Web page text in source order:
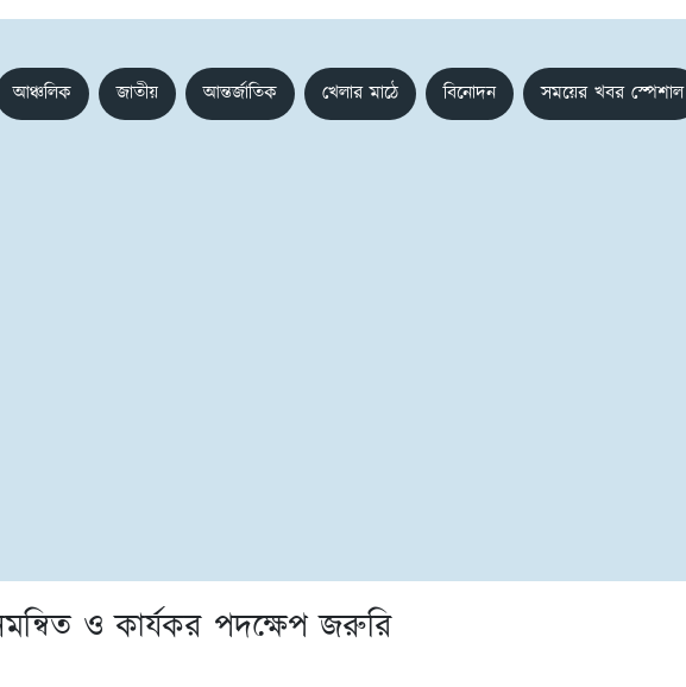
আঞ্চলিক জাতীয় আন্তর্জাতিক খেলার মাঠে বিনোদন সময়ের খবর স্পেশাল
ও কার্যকর পদক্ষেপ জরুরি